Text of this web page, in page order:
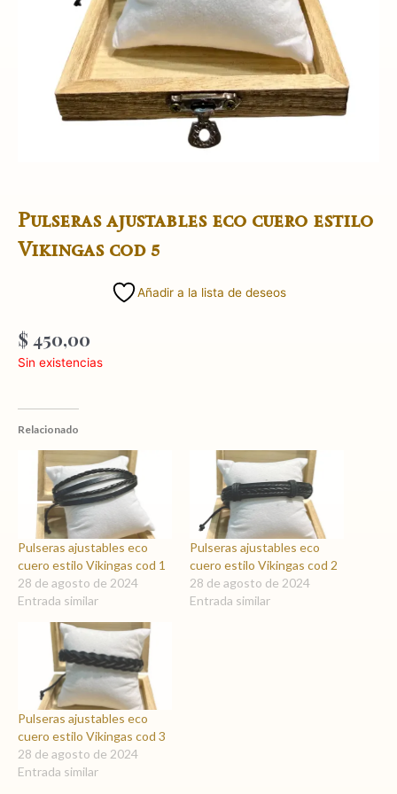
Pulseras ajustables eco cuero estilo
Vikingas cod 5
Añadir a la lista de deseos
$ 450,00
Sin existencias
Relacionado
Pulseras ajustables eco
cuero estilo Vikingas cod 1
28 de agosto de 2024
Entrada similar
Pulseras ajustables eco
cuero estilo Vikingas cod 2
28 de agosto de 2024
Entrada similar
Pulseras ajustables eco
cuero estilo Vikingas cod 3
28 de agosto de 2024
Entrada similar